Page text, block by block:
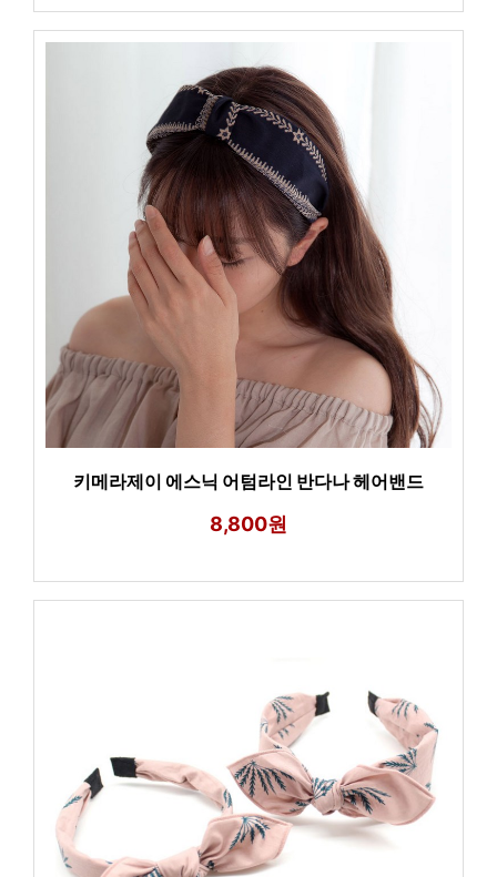
키메라제이 에스닉 어텀라인 반다나 헤어밴드
8,800원